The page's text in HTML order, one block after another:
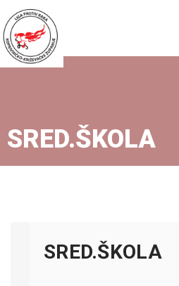
SRED.ŠKOLA
SRED.ŠKOLA